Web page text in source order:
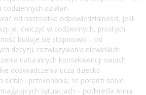
działań.
od nastolatka odpowiedzialności, jeśli
jej ćwiczyć w codziennych, prostych
buduje się stopniowo – od
decyzji, rozwiązywania niewielkich
naturalnych konsekwencji swoich
doświadczenia uczą dziecko
siebie i przekonania, że poradzi sobie
sytuacjach – podkreśla Anna